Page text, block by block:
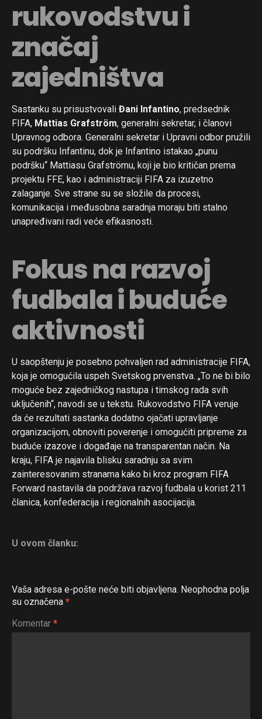
rukovodstvu i
značaj
zajedništva
Sastanku su prisustvovali Đani Infantino, predsednik
FIFA, Mattias Grafström, generalni sekretar, i članovi
Upravnog odbora. Generalni sekretar i Upravni odbor pružili
su podršku Infantinu, dok je Infantino istakao „punu
podršku“ Mattiasu Grafströmu, koji je bio kritičan prema
projektu FFE, kao i administraciji FIFA za izuzetno
zalaganje. Sve strane su se složile da procesi,
komunikacija i međusobna saradnja moraju biti stalno
unapređivani radi veće efikasnosti.
Fokus na razvoj
fudbala i buduće
aktivnosti
U saopštenju je posebno pohvaljen rad administracije FIFA,
koja je omogućila uspeh Svetskog prvenstva. „To ne bi bilo
moguće bez zajedničkog nastupa i timskog rada svih
uključenih“, navodi se u tekstu. Rukovodstvo FIFA veruje
da će rezultati sastanka dodatno ojačati upravljanje
organizacijom, obnoviti poverenje i omogućiti pripreme za
buduće izazove i događaje na transparentan način. Na
kraju, FIFA je najavila blisku saradnju sa svim
zainteresovanim stranama kako bi kroz program FIFA
Forward nastavila da podržava razvoj fudbala u korist 211
članica, konfederacija i regionalnih asocijacija.
U ovom članku:
Vaša adresa e-pošte neće biti objavljena. Neophodna polja
su označena *
Komentar *